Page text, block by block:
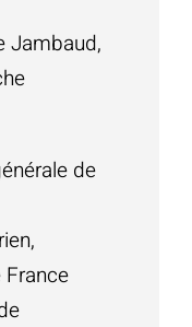
Jambaud,
de